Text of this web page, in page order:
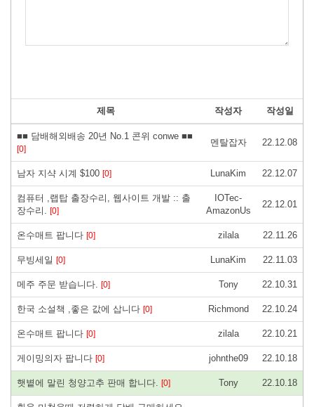
제목 작성자 작성일
■■ 담배해외배송 20년 No.1 콘위 conwe ■■
[0]
멘탈잡자 22.12.08
남자 지샥 시계 $100 [0] LunaKim 22.12.07
컴퓨터 ,랩탑 출장수리, 웹사이트 개발 :: 출
장수리. [0]
IOTec-
AmazonUs
22.12.01
온수매트 팝니다 [0] zilala 22.11.26
무빙세일 [0] LunaKim 22.11.03
메주 주문 받습니다. [0] Tony 22.10.31
한국 소설책 ,좋은 값에 삽니다 [0] Richmond 22.10.24
온수매트 팝니다 [0] zilala 22.10.21
게이밍의자 팝니다 [0] johnthe09 22.10.18
햇볕에 말린 청양고추 판매 합니다. [0] Tony 22.10.18